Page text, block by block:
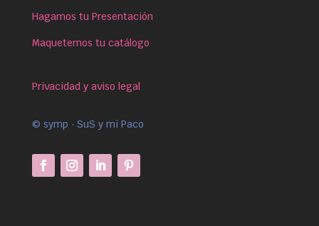
Hagamos tu Presentación
Maquetemos tu catálogo
Privacidad y aviso legal
© symp · SuS y mi Paco